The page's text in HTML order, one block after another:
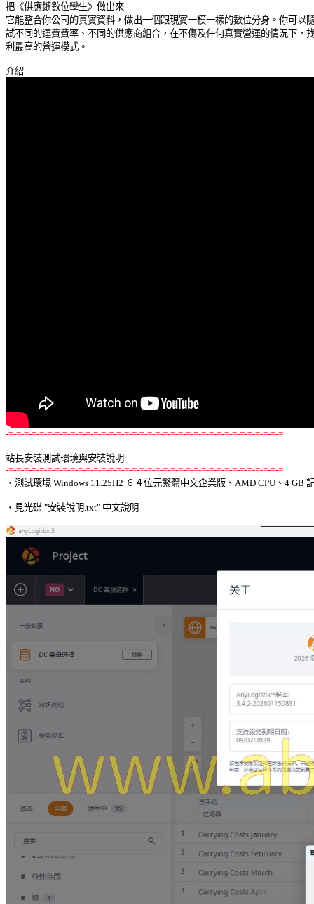
把《供應鏈數位孿生》做出來
它能整合你公司的真實資料，做出一個跟現實一模一樣的數位分身。你可以
試不同的運費費率、不同的供應商組合，在不傷及任何真實營運的情況下，
利最高的營運模式。
-=-=-=-=-=-=-=-=-=-=-=-=-=-=-=-=-=-=-=-=-=-=-=-=-=-=-=-=-=-=-=-=-=-=-=-=
站長安裝測試環境與安裝說明:
-=-=-=-=-=-=-=-=-=-=-=-=-=-=-=-=-=-=-=-=-=-=-=-=-=-=-=-=-=-=-=-=-=-=-=-=
‧測試環境 Windows 11.25H2 ６４位元繁體中文企業版、AMD CPU、4 GB
‧見光碟 "安裝說明.txt" 中文說明